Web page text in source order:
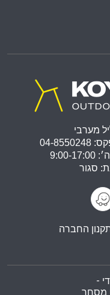
מערבי
החברה
-
מסחר